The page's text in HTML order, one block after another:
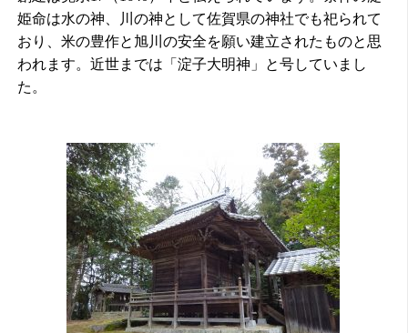
姫命は水の神、川の神として佐賀県の神社でも祀られて
おり、米の豊作と旭川の安全を願い建立されたものと思
われます。近世までは「淀子大明神」と号していまし
た。